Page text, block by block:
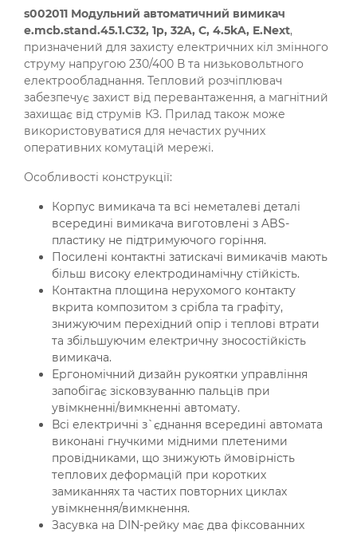
s002011 Модульний автоматичний вимикач
e.mcb.stand.45.1.C32, 1p, 32A, C, 4.5kA, E.Next,
призначений для захисту електричних кіл змінного
струму напругою 230/400 В та низьковольтного
електрообладнання. Тепловий розчіплювач
забезпечує захист від перевантаження, а магнітний
захищає від струмів КЗ. Прилад також може
використовуватися для нечастих ручних
оперативних комутацій мережі.
Особливості конструкції:
Корпус вимикача та всі неметалеві деталі
всередині вимикача виготовлені з ABS-
пластику не підтримуючого горіння.
Посилені контактні затискачі вимикачів мають
більш високу електродинамічну стійкість.
Контактна площина нерухомого контакту
вкрита композитом з срібла та графіту,
знижуючим перехідний опір і теплові втрати
та збільшуючим електричну зносостійкість
вимикача.
Ергономічний дизайн рукоятки управління
запобігає зісковзуванню пальців при
увімкненні/вимкненні автомату.
Всі електричні з`єднання всередині автомата
виконані гнучкими мідними плетеними
провідниками, що знижують ймовірність
теплових деформацій при коротких
замиканнях та частих повторних циклах
увімкнення/вимкнення.
Засувка на DIN-рейку має два фіксованних